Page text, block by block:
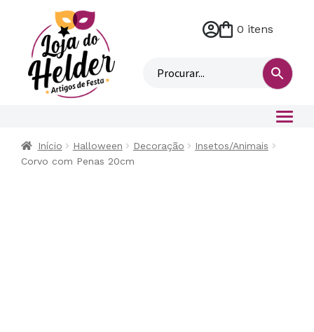
M
n
0 itens
Início Halloween Decoração
Insetos/Animais
Corvo com Penas 20cm